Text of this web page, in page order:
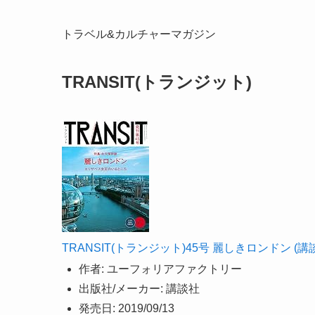
トラベル&カルチャーマガジン
TRANSIT(トランジット)
TRANSIT(トランジット)45号 麗しきロンドン (講
作者: ユーフォリアファクトリー
出版社/メーカー: 講談社
発売日: 2019/09/13